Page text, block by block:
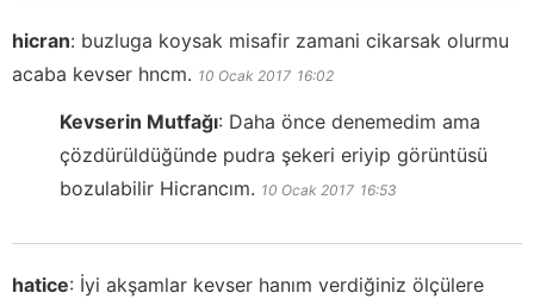
hicran: buzluga koysak misafir zamani cikarsak olurmu
acaba kevser hncm. 10 Ocak 2017 16:02
Kevserin Mutfağı: Daha önce denemedim ama
çözdürüldüğünde pudra şekeri eriyip görüntüsü
bozulabilir Hicrancım. 10 Ocak 2017 16:53
hatice: İyi akşamlar kevser hanım verdiğiniz ölçülere